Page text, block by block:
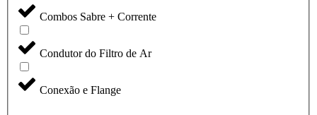
Combos Sabre + Corrente
Condutor do Filtro de Ar
Conexão e Flange